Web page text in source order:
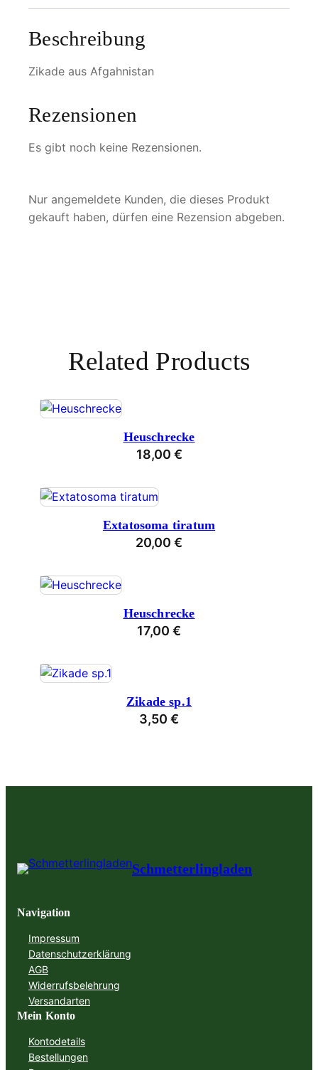
i
s
u
i
e
i
s
Beschreibung
Zikade aus Afgahnistan
Rezensionen
Es gibt noch keine Rezensionen.
Nur angemeldete Kunden, die dieses Produkt
gekauft haben, dürfen eine Rezension abgeben.
Related Products
Heuschrecke
18,00 €
Extatosoma tiratum
20,00 €
Heuschrecke
17,00 €
Zikade sp.1
3,50 €
Schmetterlingladen
Navigation
Impressum
Datenschutzerklärung
AGB
Widerrufsbelehrung
Versandarten
Mein Konto
Kontodetails
Bestellungen